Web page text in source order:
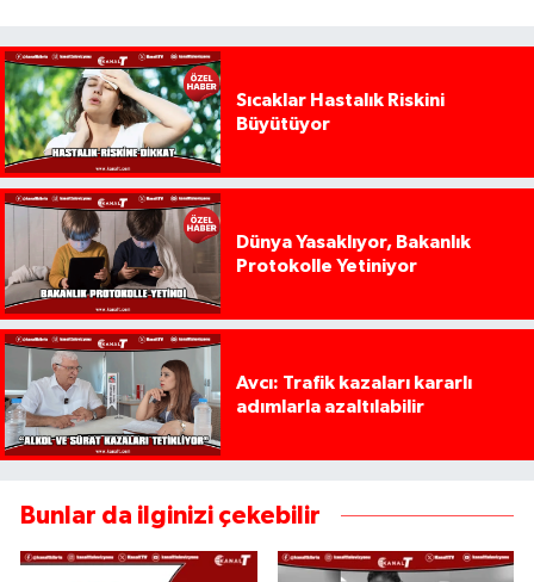
Sıcaklar Hastalık Riskini
Büyütüyor
Dünya Yasaklıyor, Bakanlık
Protokolle Yetiniyor
Avcı: Trafik kazaları kararlı
adımlarla azaltılabilir
Bunlar da ilginizi çekebilir